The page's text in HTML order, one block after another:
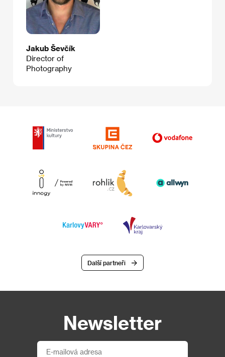
Jakub Ševčík
Director of
Photography
Další partneři
Newsletter